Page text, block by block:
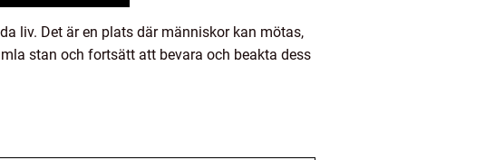
liv. Det är en plats där människor kan mötas,
stan och fortsätt att bevara och beakta dess